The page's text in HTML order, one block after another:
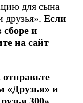
для сына
Если
и
на сайт
«Друзья» и